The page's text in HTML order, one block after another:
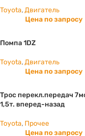
Toyota,Двигатель
Цена по запросу
Помпа 1DZ
Toyota,Двигатель
Цена по запросу
Трос перекл.передач
1,5т. вперед-назад
Toyota, Прочее
Цена по запросу